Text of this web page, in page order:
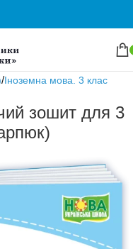
/Іноземна мова. 3 клас
зошит для 3